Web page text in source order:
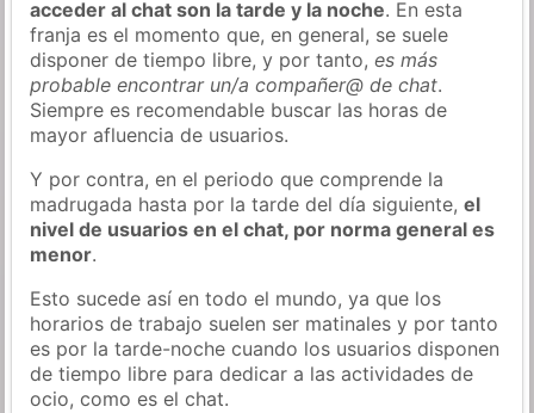
acceder al chat son la tarde y la noche. En esta
franja es el momento que, en general, se suele
disponer de tiempo libre, y por tanto,es más
probable encontrar un/a compañer@ de chat.
Siempre es recomendable buscar las horas de
mayor afluencia de usuarios.
Y por contra, en el periodo que comprende la
madrugada hasta por la tarde del día siguiente,el
nivel de usuarios en el chat, por norma general es
menor.
Esto sucede así en todo el mundo, ya que los
horarios de trabajo suelen ser matinales y por tanto
es por la tarde-noche cuando los usuarios disponen
de tiempo libre para dedicar a las actividades de
ocio, como es el chat.